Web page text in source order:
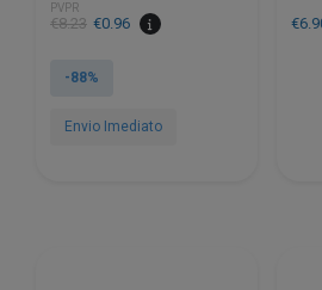
PVPR
€8.23
O
original
€8.23.
€0.96
O
atual
€0.96.
-88%
Envio Imediato
€